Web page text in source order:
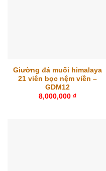
Giường đá muối himalaya
21 viên bọc nệm viền –
GDM12
8,000,000 ₫